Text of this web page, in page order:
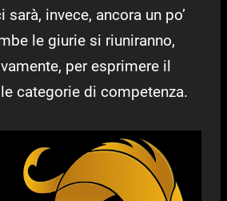
sarà, invece, ancora un po’
le giurie si riuniranno,
per esprimere il
categorie di competenza.